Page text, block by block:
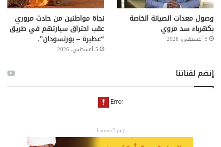
وصول معدات الصيانة الخاصة
بكهرباء سد مروي
5 أغسطس، 2026
نجاة مواطنين من حادث مروري
عقب احتراق سيارتهم في طريق
“عطبرة – بورتسودان”.
5 أغسطس، 2026
إنضم لقناتنا
banner2.jpg